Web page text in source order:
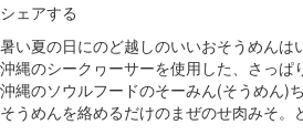
シェアする
暑い夏の日にのど越しのいいおそうめんは
沖縄のシークヮーサーを使用した、さっぱ
沖縄のソウルフードのそーみん(そうめん)ち
そうめんを絡めるだけのまぜのせ肉みそ。